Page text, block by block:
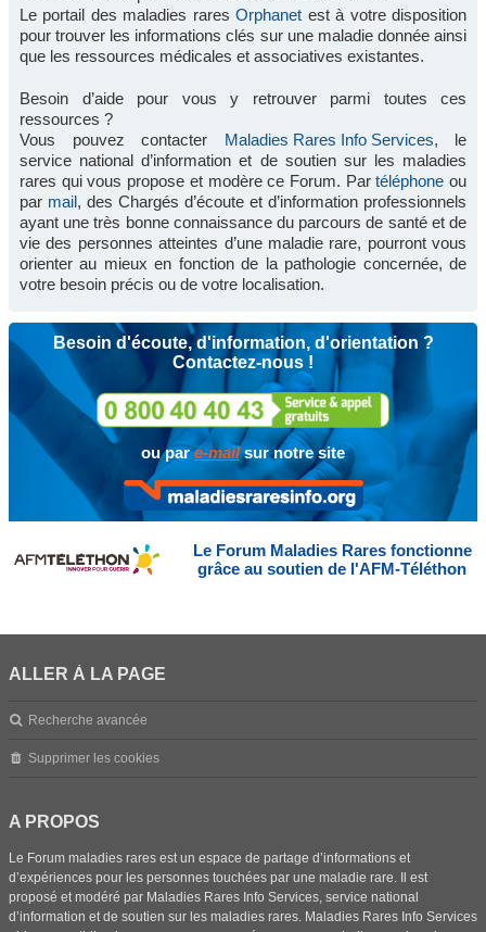
Le portail des maladies raresOrphanet est à votre disposition
pour trouver les informations clés sur une maladie donnée ainsi
que les ressources médicales et associatives existantes.
Besoin d’aide pour vous y retrouver parmi toutes ces
ressources ?
Vous pouvez contacter Maladies Rares Info Services, le
service national d’information et de soutien sur les maladies
rares qui vous propose et modère ce Forum. Partéléphone ou
par mail, des Chargés d’écoute et d’information professionnels
ayant une très bonne connaissance du parcours de santé et de
vie des personnes atteintes d’une maladie rare, pourront vous
orienter au mieux en fonction de la pathologie concernée, de
votre besoin précis ou de votre localisation.
Besoin d'écoute, d'information, d'orientation ?
Contactez-nous !
ou pare-mailsur notre site
Le Forum Maladies Rares fonctionne
grâce au soutien de l'AFM-Téléthon
ALLER À LA PAGE
Recherche avancée
Supprimer les cookies
A PROPOS
Le Forum maladies rares est un espace de partage d’informations et
d’expériences pour les personnes touchées par une maladie rare. Il est
proposé et modéré par Maladies Rares Info Services, service national
d’information et de soutien sur les maladies rares. Maladies Rares Info Services